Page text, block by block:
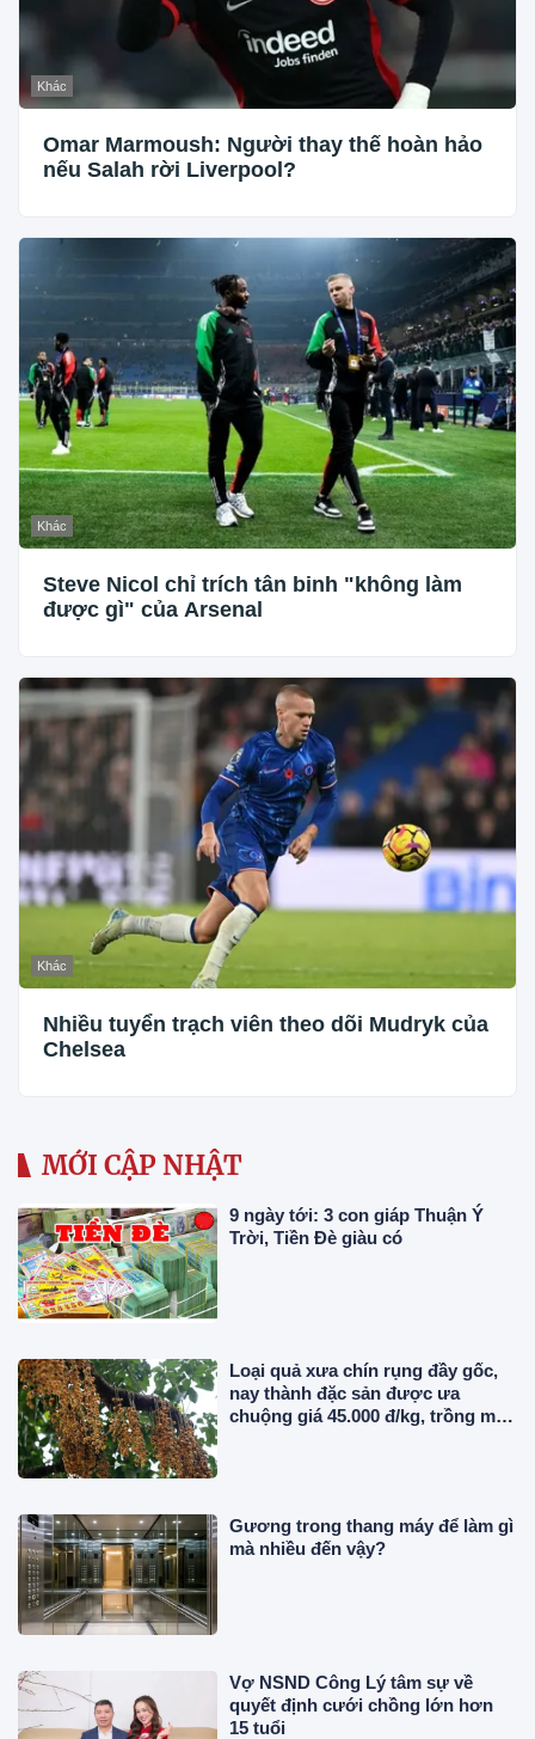
Khác
Omar Marmoush: Người thay thế hoàn hảo
nếu Salah rời Liverpool?
Khác
Steve Nicol chỉ trích tân binh "không làm
được gì" của Arsenal
Khác
Nhiều tuyển trạch viên theo dõi Mudryk của
Chelsea
MỚI CẬP NHẬT
9 ngày tới: 3 con giáp Thuận Ý
Trời, Tiền Đè giàu có
Loại quả xưa chín rụng đầy gốc,
nay thành đặc sản được ưa
chuộng giá 45.000 đ/kg, trồng một
Gương trong thang máy để làm gì
mà nhiều đến vậy?
Vợ NSND Công Lý tâm sự về
quyết định cưới chồng lớn hơn
15 tuổi